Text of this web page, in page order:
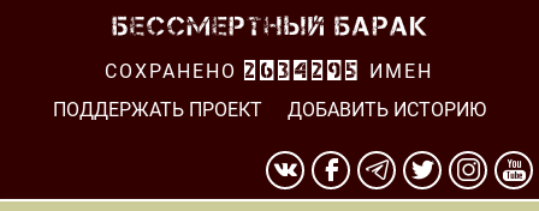
СОХРАНЕНО 2634295
ИМЕН
ПОДДЕРЖАТЬ ПРОЕКТ
ДОБАВИТЬ ИСТОРИЮ